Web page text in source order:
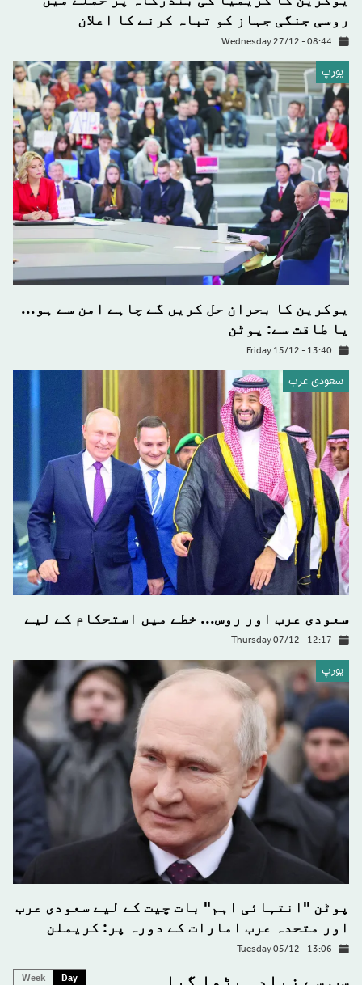
روسی جنگی جہاز کو تباہ کرنے کا اعلان
Wednesday 27/12 - 08:44
يورپ
یوکرین کا بحران حل کریں گے چاہے امن سے ہو...
یا طاقت سے: پوٹن
Friday 15/12 - 13:40
سعودى عرب
سعودی عرب اور روس... خطے میں استحکام کے لیے
Thursday 07/12 - 12:17
يورپ
پوٹن "انتہائی اہم" بات چیت کے لیے سعودی عرب
اور متحدہ عرب امارات کے دورہ پر: کریملن
Tuesday 05/12 - 13:06
Day
Week